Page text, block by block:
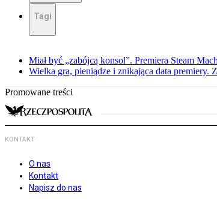
Tagi
Miał być „zabójcą konsol”. Premiera Steam
Wielka gra, pieniądze i znikająca data premiery.
Promowane treści
KONTAKT
O nas
Kontakt
Napisz do nas